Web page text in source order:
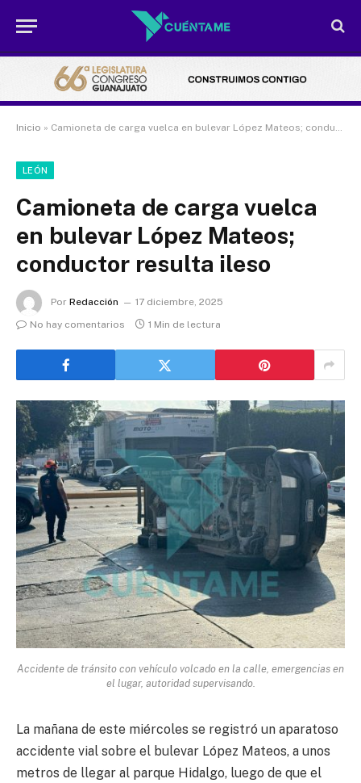
Inicio » Camioneta de carga vuelca en bulevar López Mateos; conductor resulta ileso
LEÓN
Camioneta de carga vuelca
en bulevar López Mateos;
conductor resulta ileso
Por Redacción
17 diciembre, 2025
No hay comentarios
1 Min de lectura
Accidente de tránsito con vehículo volcado en la calle, emergencias en
el lugar, autoridad supervisando.
La mañana de este miércoles se registró un aparatoso
accidente vial sobre el bulevar López Mateos, a unos
metros de llegar al parque Hidalgo, luego de que el